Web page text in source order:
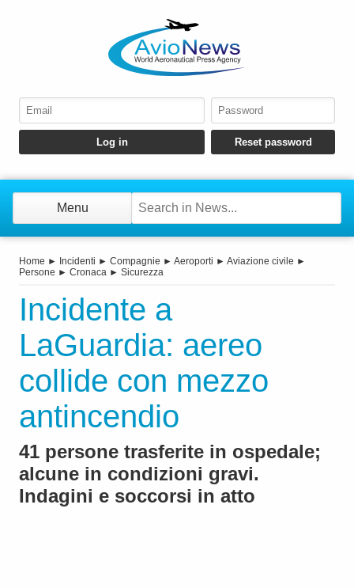
Menu
Home ► Incidenti ► Compagnie ► Aeroporti ► Aviazione civile ►
Persone ► Cronaca ► Sicurezza
Incidente a
LaGuardia: aereo
collide con mezzo
antincendio
41 persone trasferite in ospedale;
alcune in condizioni gravi.
Indagini e soccorsi in atto